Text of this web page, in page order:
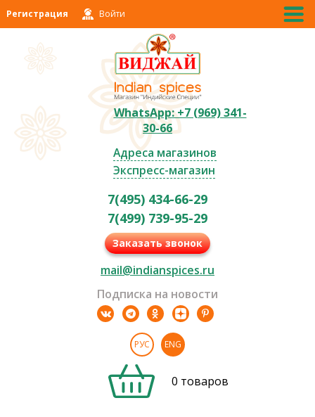
Регистрация Войти
WhatsApp: +7 (969) 341-
30-66
Адреса магазинов
Экспресс-магазин
7(495) 434-66-29
7(499) 739-95-29
Заказать звонок
mail@indianspices.ru
Подписка на новости
РУС ENG
0 товаров